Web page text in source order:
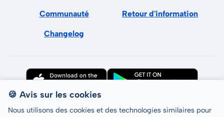
Communauté Retour d'information
Changelog
🍪 Avis sur les cookies
Nous utilisons des cookies et des technologies similaires pour